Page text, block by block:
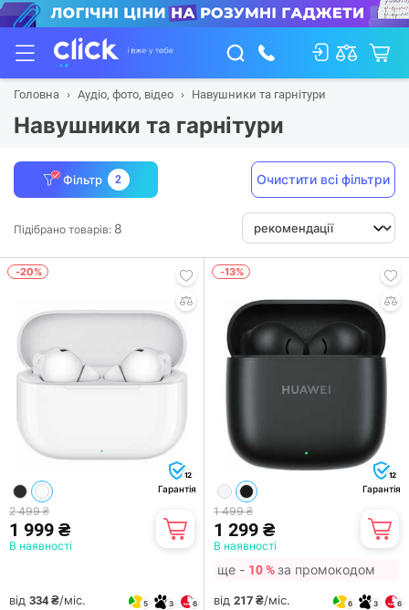
Головна Аудіо, фото, відео Навушники та гарнітури
Навушники та гарнітури
Фільтр 2 Очистити всі фільтри
Підібрано товарів: 8
-20%
12
Гарантія
2 499 ₴
1 999 ₴
В наявності
від 334 ₴/міс. 5 3 6
-13%
12
Гарантія
1 499 ₴
1 299 ₴
В наявності
ще - 10 %за промокодом
від 217 ₴/міс. 6 3 6